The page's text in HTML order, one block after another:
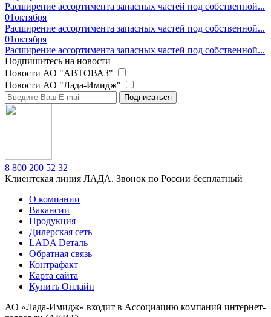
Расширение ассортимента запасных частей под собственной...
01октября
Расширение ассортимента запасных частей под собственной...
01октября
Расширение ассортимента запасных частей под собственной...
Подпишитесь на новости
Новости АО "АВТОВАЗ"
Новости АО "Лада-Имидж"
Подписаться
8 800 200 52 32
Клиентская линия ЛАДА. Звонок по России бесплатный
О компании
Вакансии
Продукция
Дилерская сеть
LADA Dеталь
Обратная связь
Контрафакт
Карта сайта
Купить Онлайн
АО «Лада-Имидж» входит в Ассоциацию компаний интернет-